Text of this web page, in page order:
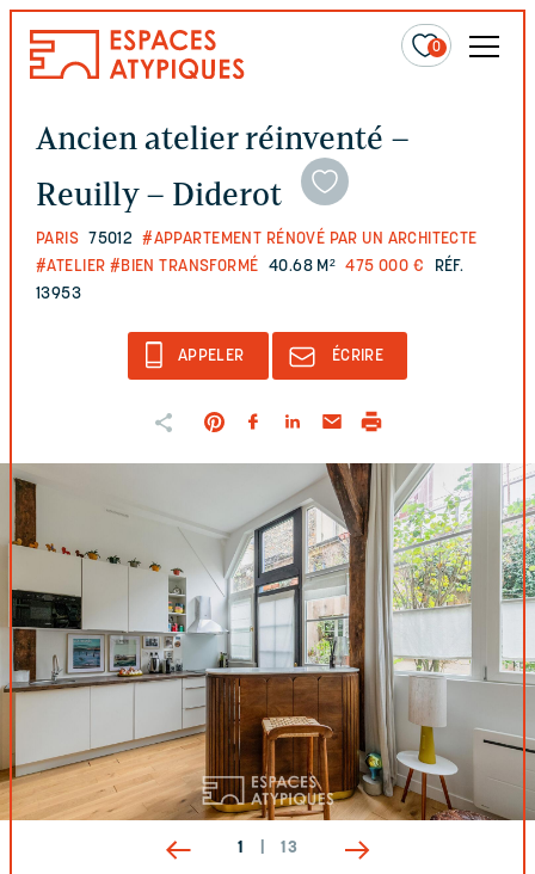
0
Ancien atelier réinventé –
Reuilly – Diderot
PARIS 75012
#APPARTEMENT RÉNOVÉ PAR UN ARCHITECTE
#ATELIER #BIEN TRANSFORMÉ 40.68 M² 475 000 €
RÉF.
13953
APPELER ÉCRIRE
1 13